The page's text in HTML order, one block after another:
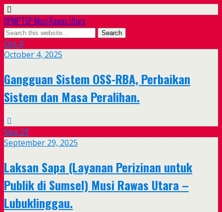
DPMPTSP Musi Rawas Utara
Oct 4
October 4, 2025
Gangguan Sistem OSS-RBA, Perbaikan
Sistem dan Masa Peralihan.
Sep 29
September 29, 2025
Laksan Sapa (Layanan Perizinan untuk
Publik di Sumsel) Musi Rawas Utara –
Lubuklinggau.